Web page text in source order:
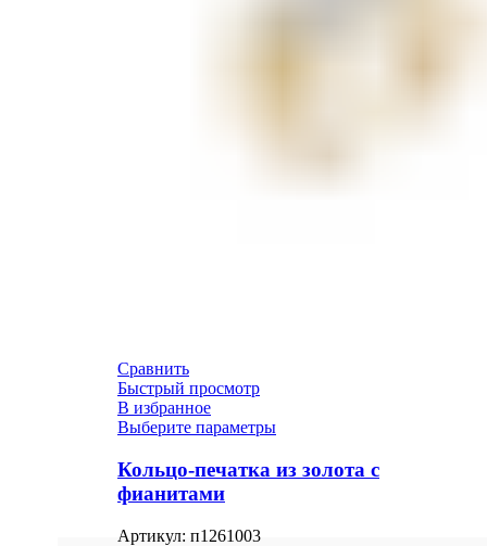
Сравнить
Быстрый просмотр
В избранное
Выберите параметры
Кольцо-печатка из золота с
фианитами
Артикул: п1261003